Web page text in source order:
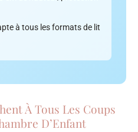
à tous les formats de lit
À Tous Les Coups
D’Enfant